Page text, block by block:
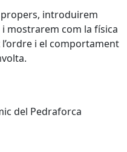
propers, introduirem
mostrarem com la física
i el comportament
del Pedraforca